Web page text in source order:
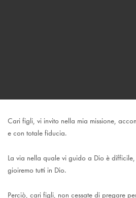
Cari figli, vi invito nella mia missione,
e con totale fiducia.
La via nella quale vi guido a Dio è
gioiremo tutti in Dio.
Perciò, cari figli, non cessate di pregare